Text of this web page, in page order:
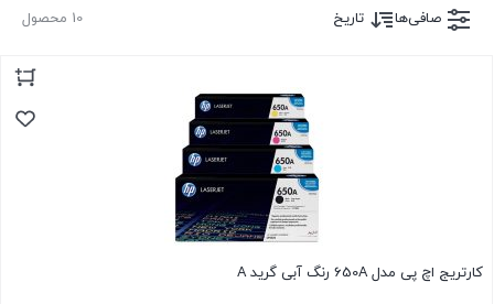
10 محصول صافی‌ها تاریخ
کارتریج اچ پی مدل 650A رنگ آبی گرید A